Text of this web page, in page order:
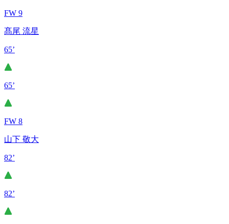
FW 9
髙尾 流星
65’
65’
FW 8
山下 敬大
82’
82’